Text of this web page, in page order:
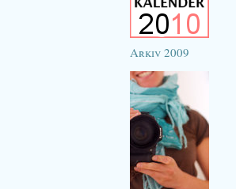
Arkiv 2009